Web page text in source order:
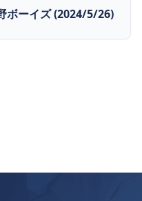
ボーイズ (2024/5/26)